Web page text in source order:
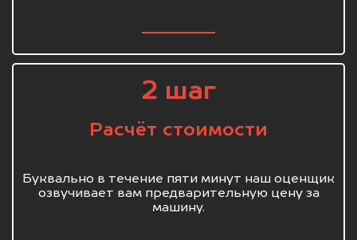
2 шаг
Расчёт стоимости
Буквально в течение пяти минут наш оценщик
озвучивает вам предварительную цену за
машину.